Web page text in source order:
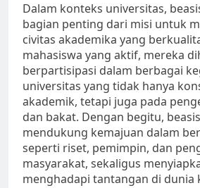
Dalam konteks universitas,
bagian penting dari misi untuk
civitas akademika yang
mahasiswa yang aktif, mereka
berpartisipasi dalam berbagai
universitas yang tidak hanya
akademik, tetapi juga pada
dan bakat. Dengan begitu,
mendukung kemajuan dalam
seperti riset, pemimpin, dan
masyarakat, sekaligus
menghadapi tantangan di dunia